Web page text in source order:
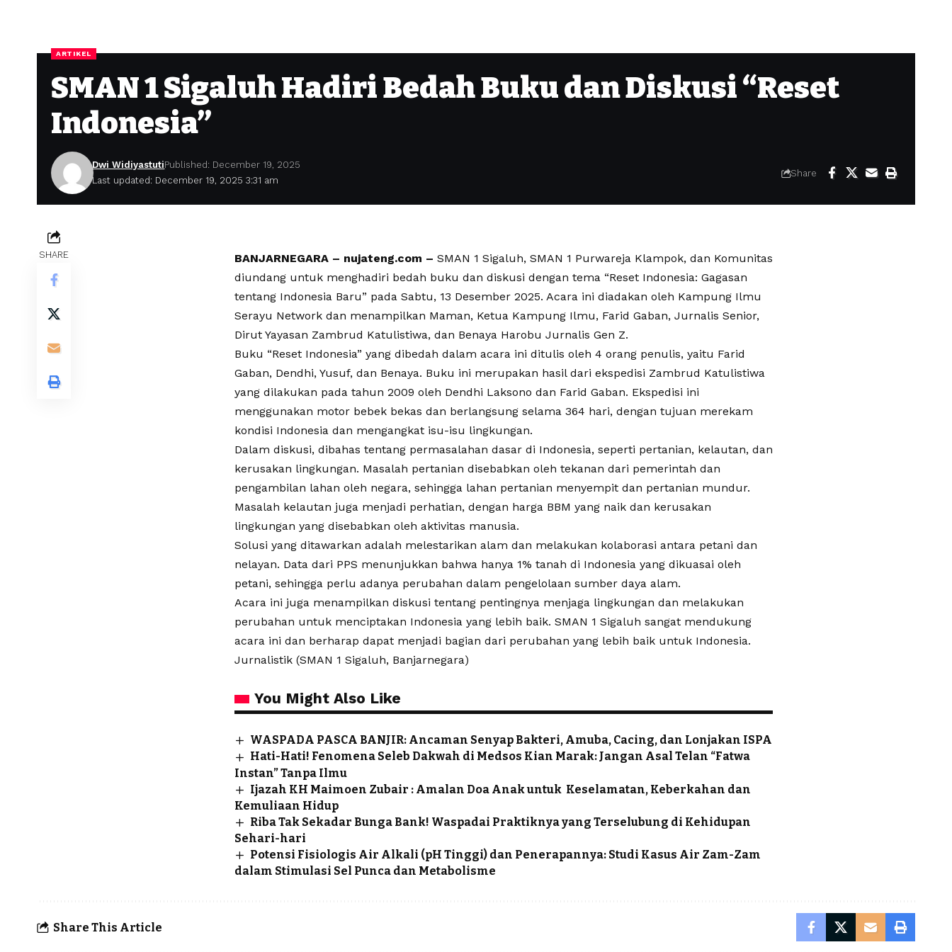
ARTIKEL
SMAN 1 Sigaluh Hadiri Bedah Buku dan Diskusi “Reset
Indonesia”
Last updated: December 19, 2025 3:31 am
Dwi WidiyastutiPublished: December 19, 2025
Share
SHARE BANJARNEGARA – nujateng.com – SMAN 1 Sigaluh, SMAN 1 Purwareja Klampok, dan Komunitas
diundang untuk menghadiri bedah buku dan diskusi dengan tema “Reset Indonesia: Gagasan
tentang Indonesia Baru” pada Sabtu, 13 Desember 2025. Acara ini diadakan oleh Kampung Ilmu
Serayu Network dan menampilkan Maman, Ketua Kampung Ilmu, Farid Gaban, Jurnalis Senior,
Dirut Yayasan Zambrud Katulistiwa, dan Benaya Harobu Jurnalis Gen Z.
Buku “Reset Indonesia” yang dibedah dalam acara ini ditulis oleh 4 orang penulis, yaitu Farid
Gaban, Dendhi, Yusuf, dan Benaya. Buku ini merupakan hasil dari ekspedisi Zambrud Katulistiwa
yang dilakukan pada tahun 2009 oleh Dendhi Laksono dan Farid Gaban. Ekspedisi ini
menggunakan motor bebek bekas dan berlangsung selama 364 hari, dengan tujuan merekam
kondisi Indonesia dan mengangkat isu-isu lingkungan.
Dalam diskusi, dibahas tentang permasalahan dasar di Indonesia, seperti pertanian, kelautan, dan
kerusakan lingkungan. Masalah pertanian disebabkan oleh tekanan dari pemerintah dan
pengambilan lahan oleh negara, sehingga lahan pertanian menyempit dan pertanian mundur.
Masalah kelautan juga menjadi perhatian, dengan harga BBM yang naik dan kerusakan
lingkungan yang disebabkan oleh aktivitas manusia.
Solusi yang ditawarkan adalah melestarikan alam dan melakukan kolaborasi antara petani dan
nelayan. Data dari PPS menunjukkan bahwa hanya 1% tanah di Indonesia yang dikuasai oleh
petani, sehingga perlu adanya perubahan dalam pengelolaan sumber daya alam.
Acara ini juga menampilkan diskusi tentang pentingnya menjaga lingkungan dan melakukan
perubahan untuk menciptakan Indonesia yang lebih baik. SMAN 1 Sigaluh sangat mendukung
acara ini dan berharap dapat menjadi bagian dari perubahan yang lebih baik untuk Indonesia.
Jurnalistik (SMAN 1 Sigaluh, Banjarnegara)
You Might Also Like
WASPADA PASCA BANJIR: Ancaman Senyap Bakteri, Amuba, Cacing, dan Lonjakan ISPA
Hati-Hati! Fenomena Seleb Dakwah di Medsos Kian Marak: Jangan Asal Telan “Fatwa
Instan” Tanpa Ilmu
Ijazah KH Maimoen Zubair : Amalan Doa Anak untuk Keselamatan, Keberkahan dan
Kemuliaan Hidup
Riba Tak Sekadar Bunga Bank! Waspadai Praktiknya yang Terselubung di Kehidupan
Sehari-hari
Potensi Fisiologis Air Alkali (pH Tinggi) dan Penerapannya: Studi Kasus Air Zam-Zam
dalam Stimulasi Sel Punca dan Metabolisme
Share This Article